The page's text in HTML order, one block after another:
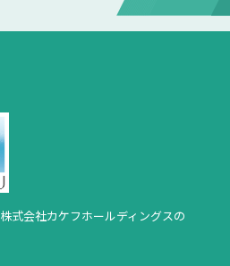
株式会社カケフホールディングスの